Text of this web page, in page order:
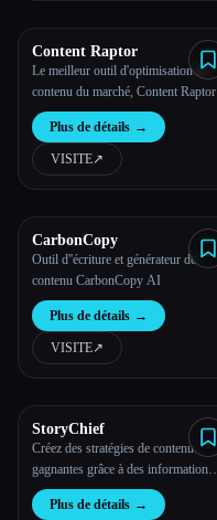
Content Raptor
Le meilleur outil d'optimisation de
contenu du marché, Content Raptor
Plus de détails →
VISITE↗︎
CarbonCopy
Outil d''écriture et générateur de
contenu CarbonCopy AI
Plus de détails →
VISITE↗︎
StoryChief
Créez des stratégies de contenu
gagnantes grâce à des informations
basées sur les données et à l'IA.
Plus de détails →